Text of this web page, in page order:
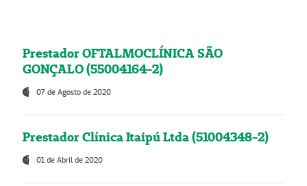
Prestador OFTALMOCLÍNICA SÃO
GONÇALO (55004164-2)
07 de Agosto de 2020
Prestador Clínica Itaipú Ltda (51004348-2)
01 de Abril de 2020